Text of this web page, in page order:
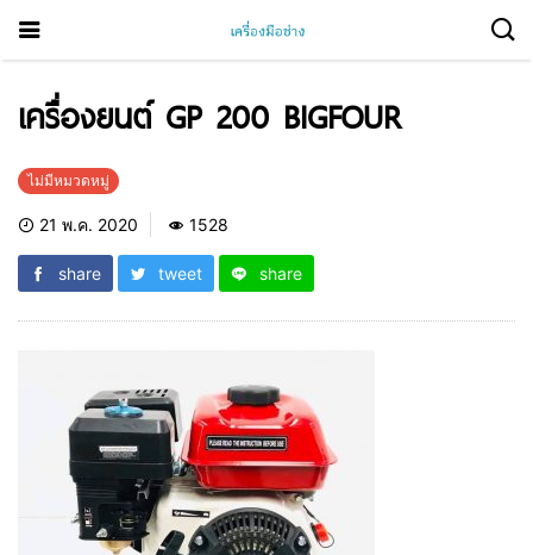
เครื่องยนต์ GP 200 BIGFOUR
ไม่มีหมวดหมู่
21 พ.ค. 2020 1528
share tweet share